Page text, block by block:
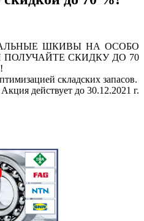
ШКИВЫ НА ОСОБО
СКИДКУ ДО 70
складских запасов.
действует до 30.12.2021 г.